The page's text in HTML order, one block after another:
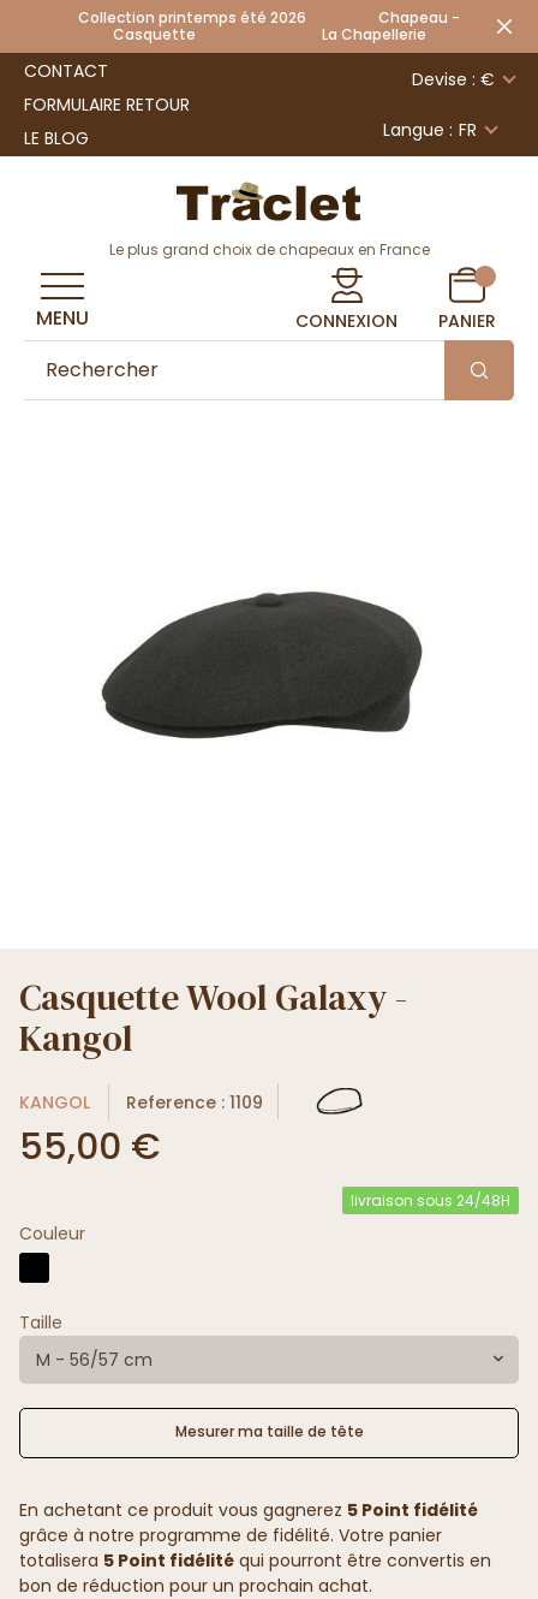
Collection printemps été 2026 Chapeau -
Casquette La Chapellerie
CONTACT
FORMULAIRE RETOUR
LE BLOG
Devise : €
Langue : FR
Le plus grand choix de chapeaux en France
CONNEXION PANIER
MENU
Casquette Wool Galaxy -
Kangol
KANGOL Reference : 1109
55,00 €
livraison sous 24/48H
Couleur
Taille
M - 56/57 cm
Mesurer ma taille de tête
En achetant ce produit vous gagnerez 5 Point fidélité
grâce à notre programme de fidélité. Votre panier
totalisera 5 Point fidélité qui pourront être convertis en
bon de réduction pour un prochain achat.